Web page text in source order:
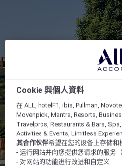
Cookie 與個人資料
在 ALL, hotelF1, ibis, Pullman,
Movenpick, Mantra, Resorts,
Travelpros, Restaurants & Bars,
Activities & Events, Limitless
其合作伙伴希望在您的设备上存储和
- 运行网站并向您提供您请求的服务
- 对网站的功能进行改进和自定义